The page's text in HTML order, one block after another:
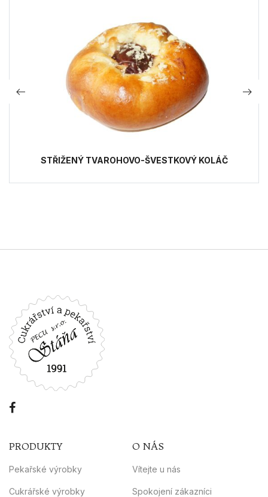
STŘIŽENÝ TVAROHOVO-ŠVESTKOVÝ KOLÁČ
PRODUKTY
Pekařské výrobky
Cukrářské výrobky
O NÁS
Vítejte u nás
Spokojení zákazníci